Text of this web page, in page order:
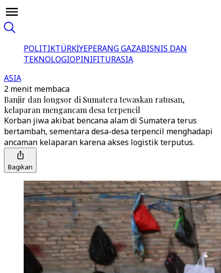
POLITIKTÜRKİYEPERANG GAZABISNIS DAN
TEKNOLOGIOPINIFITURASIA
ASIA
2 menit membaca
Banjir dan longsor di Sumatera tewaskan ratusan,
kelaparan mengancam desa terpencil
Korban jiwa akibat bencana alam di Sumatera terus
bertambah, sementara desa-desa terpencil menghadapi
ancaman kelaparan karena akses logistik terputus.
Bagikan